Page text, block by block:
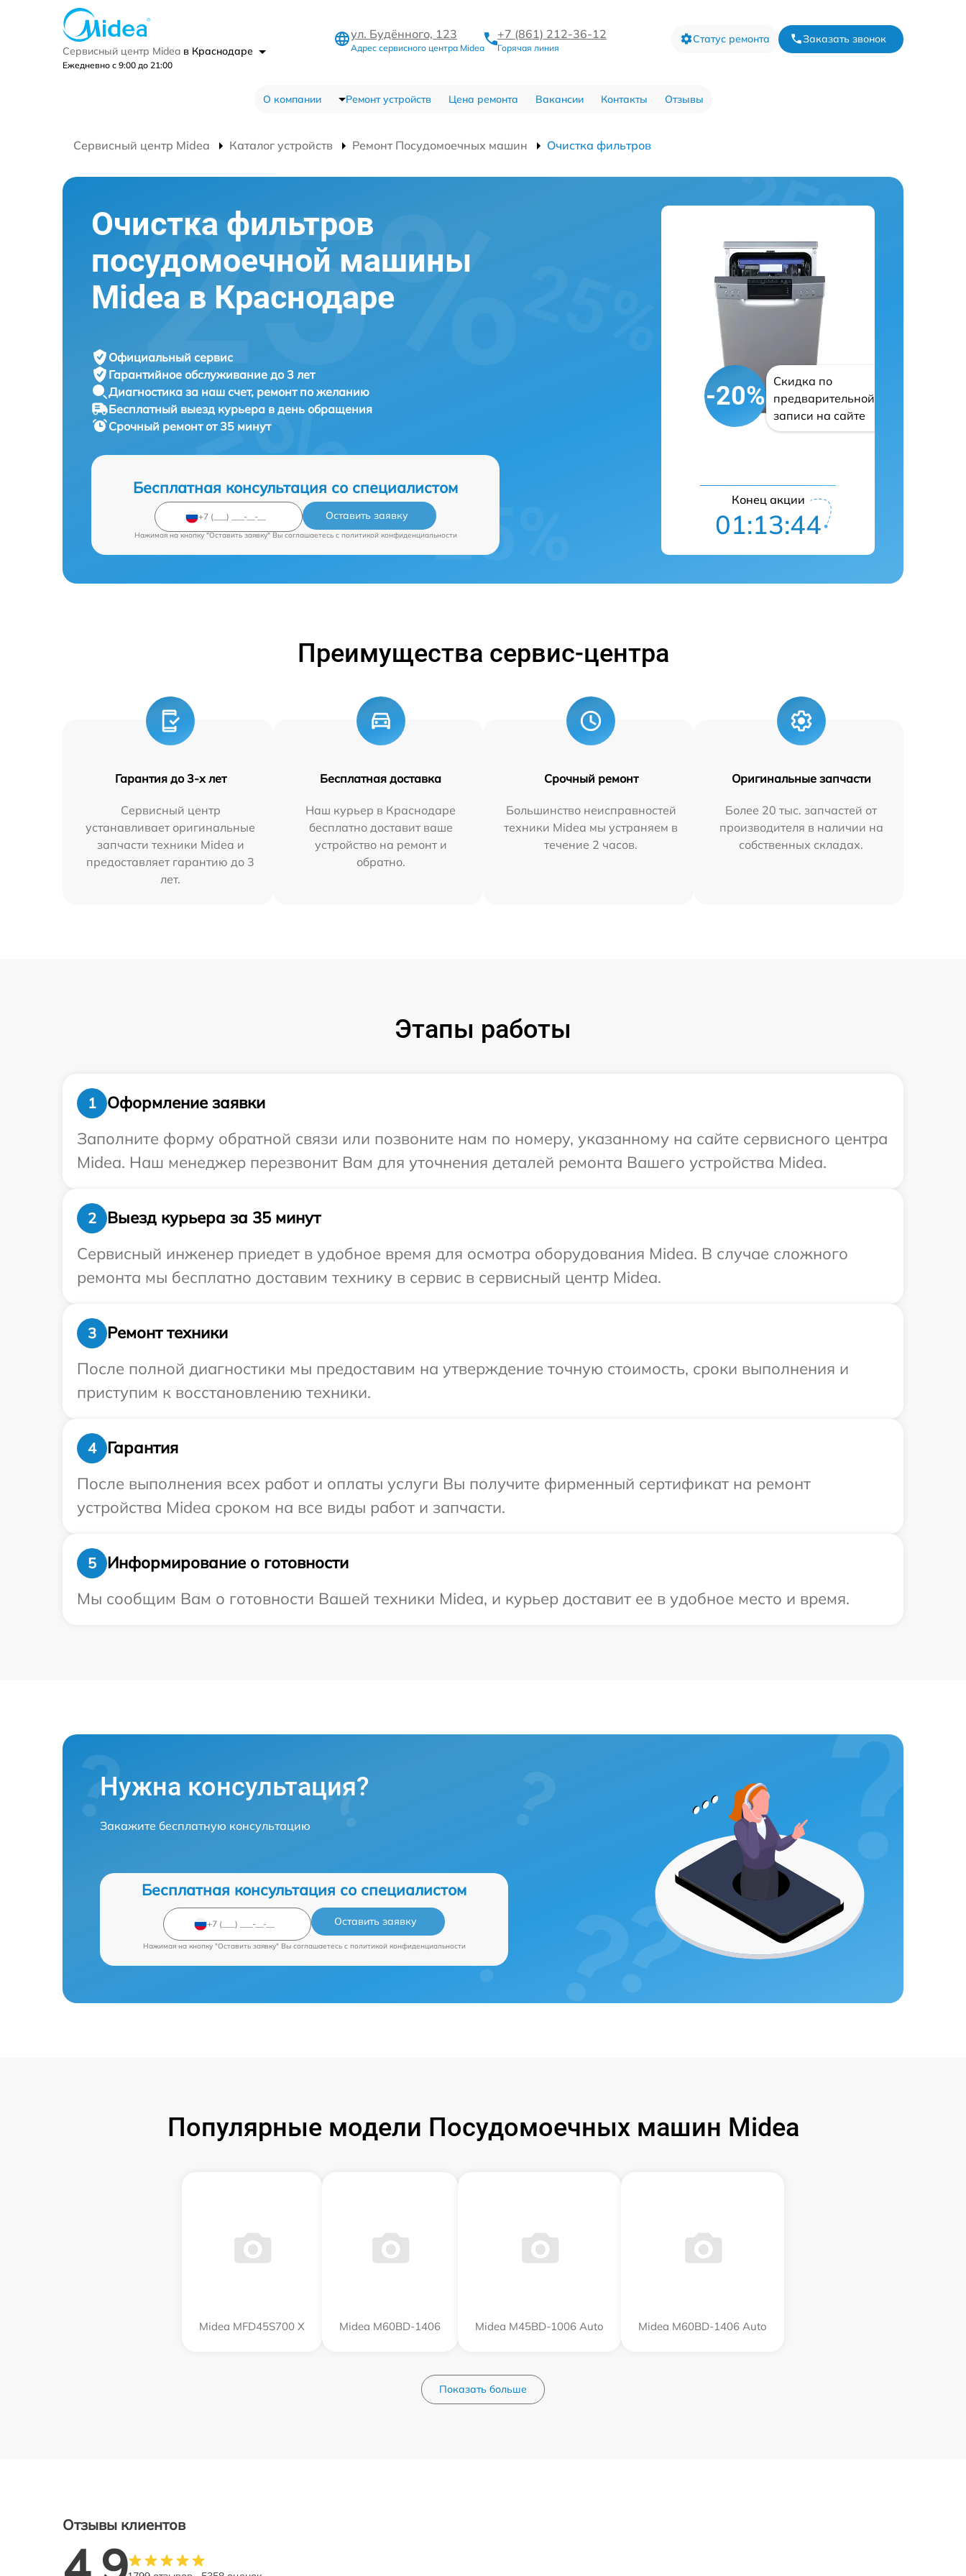
Сервисный центр Midea в Краснодаре
Ежедневно с 9:00 до 21:00
ул. Будённого, 123
Адрес сервисного центра Midea
+7 (861) 212-36-12
Горячая линия
Статус ремонта Заказать звонок
О компании Ремонт устройств Цена ремонта Вакансии Контакты Отзывы
Сервисный центр Midea Каталог устройств Ремонт Посудомоечных машин Очистка фильтров
Очистка фильтров
посудомоечной машины
Midea в Краснодаре
Официальный сервис
Гарантийное обслуживание до 3 лет
Диагностика за наш счет, ремонт по желанию
Бесплатный выезд курьера в день обращения
Срочный ремонтот 35 минут
Бесплатная консультация со специалистом
Оставить заявку
Нажимая на кнопку "Оставить заявку" Вы соглашаетесь c политикой конфиденциальности
-20%
Скидка по
предварительной
записи на сайте
Конец акции
01:13:43
Преимущества сервис-центра
Гарантия до 3-х лет
Сервисный центр
устанавливает оригинальные
запчасти техники Midea и
предоставляет гарантию до 3
лет.
Бесплатная доставка
Наш курьер в Краснодаре
бесплатно доставит ваше
устройство на ремонт и
обратно.
Срочный ремонт
Большинство неисправностей
техники Midea мы устраняем в
течение 2 часов.
Оригинальные запчасти
Более 20 тыс. запчастей от
производителя в наличии на
собственных складах.
Этапы работы
1
Оформление заявки
Заполните форму обратной связи или позвоните нам по номеру, указанному на сайте сервисного центра
Midea. Наш менеджер перезвонит Вам для уточнения деталей ремонта Вашего устройства Midea.
2
Выезд курьера за 35 минут
Сервисный инженер приедет в удобное время для осмотра оборудования Midea. В случае сложного
ремонта мы бесплатно доставим технику в сервис в сервисный центр Midea.
3
Ремонт техники
После полной диагностики мы предоставим на утверждение точную стоимость, сроки выполнения и
приступим к восстановлению техники.
4
Гарантия
После выполнения всех работ и оплаты услуги Вы получите фирменный сертификат на ремонт
устройства Midea сроком на все виды работ и запчасти.
5
Информирование о готовности
Мы сообщим Вам о готовности Вашей техники Midea, и курьер доставит ее в удобное место и время.
Нужна консультация?
Закажите бесплатную консультацию
Бесплатная консультация со специалистом
Оставить заявку
Нажимая на кнопку "Оставить заявку" Вы соглашаетесь c политикой конфиденциальности
Популярные модели Посудомоечных машин Midea
Midea MFD45S700 X Midea M60BD-1406 Midea M45BD-1006 Auto Midea M60BD-1406 Auto
Показать больше
Отзывы клиентов